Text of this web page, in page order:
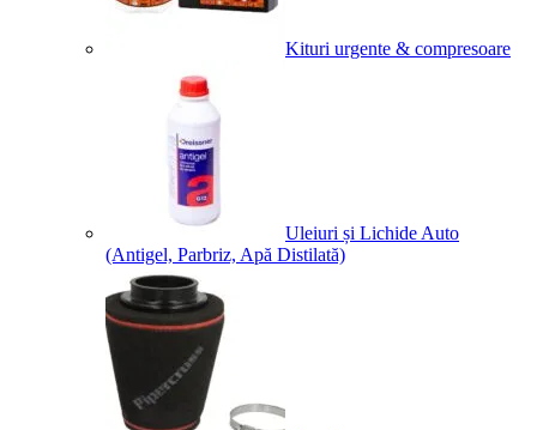
Kituri urgente & compresoare
Uleiuri și Lichide Auto
(Antigel, Parbriz, Apă Distilată)